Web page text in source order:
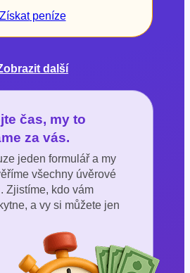
Získatpeníze
další
čas, my to
za vás.
jeden formulář a my
všechny úvěrové
Zjistíme, kdo vám
a vy si můžete jen